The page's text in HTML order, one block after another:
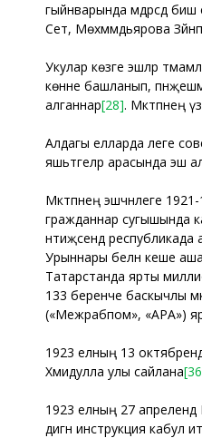
гыйнварында мәдрәсәдә
Сәет, Мөхәммәдьярова
Укулар көзге эшләр
көнне башланып,
алганнар[28]. Мәктәпнең
Алдагы елларда әлеге
яшьтәгеләр арасында эш
Мәктәпнең эшчәнлеге
гражданнар сугышында
нәтиҗәсендә
Урыннары белән кеше
Татарстанда ярты
133 беренче баскычлы
(«Межрабпом», «АРА»)
1923 елның 13
Хәмидулла улы сайлана
1923 елның 27
дигән инструкция кабул